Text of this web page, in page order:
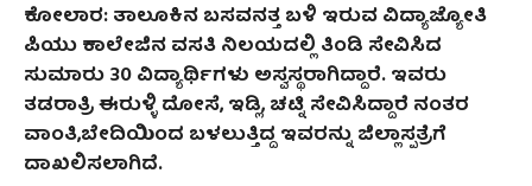
ಕೋಲಾರ:ತಾಲೂಕಿನ ಬಸವನತ್ತ ಬಳಿ ಇರುವ ವಿದ್ಯಾಜ್ಯೋತಿ
ಪಿಯು ಕಾಲೇಜಿನ ವಸತಿ ನಿಲಯದಲ್ಲಿ ತಿಂಡಿ ಸೇವಿಸಿದ
ಸುಮಾರು 30 ವಿದ್ಯಾರ್ಥಿಗಳು ಅಸ್ವಸ್ಥರಾಗಿದ್ದಾರೆ. ಇವರು
ತಡರಾತ್ರಿ ಈರುಳ್ಳಿ ದೋಸೆ, ಇಡ್ಲಿ, ಚಟ್ನಿ ಸೇವಿಸಿದ್ದಾರೆ ನಂತರ
ವಾಂತಿ,ಬೇದಿಯಿಂದ ಬಳಲುತ್ತಿದ್ದ ಇವರನ್ನು ಜಿಲ್ಲಾಸ್ಪತ್ರೆಗೆ
ದಾಖಲಿಸಲಾಗಿದೆ.